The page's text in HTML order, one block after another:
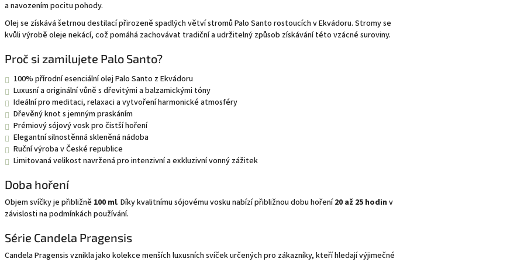
a navozením pocitu pohody.
Olej se získává šetrnou destilací přirozeně spadlých větví stromů Palo Santo rostoucích v Ekvádoru. Stromy se
kvůli výrobě oleje nekácí, což pomáhá zachovávat tradiční a udržitelný způsob získávání této vzácné suroviny.
Proč si zamilujete Palo Santo?
100% přírodní esenciální olej Palo Santo z Ekvádoru
Luxusní a originální vůně s dřevitými a balzamickými tóny
Ideální pro meditaci, relaxaci a vytvoření harmonické atmosféry
Dřevěný knot s jemným praskáním
Prémiový sójový vosk pro čistší hoření
Elegantní silnostěnná skleněná nádoba
Ruční výroba v České republice
Limitovaná velikost navržená pro intenzivní a exkluzivní vonný zážitek
Doba hoření
Objem svíčky je přibližně 100 ml. Díky kvalitnímu sójovému vosku nabízí přibližnou dobu hoření20 až 25 hodin v
závislosti na podmínkách používání.
Série Candela Pragensis
Candela Pragensis vznikla jako kolekce menších luxusních svíček určených pro zákazníky, kteří hledají výjimečné